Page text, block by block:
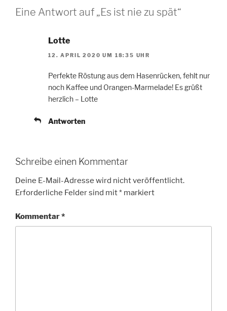
Eine Antwort auf „Es ist nie zu spät“
Lotte
12. APRIL 2020 UM 18:35 UHR
Perfekte Röstung aus dem Hasenrücken, fehlt nur
noch Kaffee und Orangen-Marmelade! Es grüßt
herzlich – Lotte
Antworten
Schreibe einen Kommentar
Deine E-Mail-Adresse wird nicht veröffentlicht.
Erforderliche Felder sind mit* markiert
Kommentar*